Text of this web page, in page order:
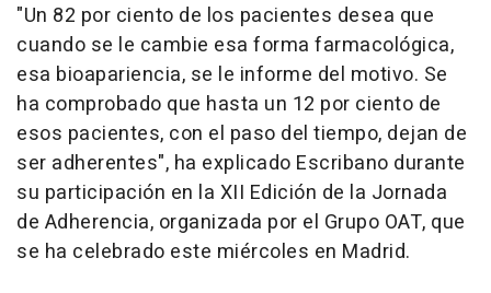
"Un 82 por ciento de los pacientes desea que
cuando se le cambie esa forma farmacológica,
esa bioapariencia, se le informe del motivo. Se
ha comprobado que hasta un 12 por ciento de
esos pacientes, con el paso del tiempo, dejan de
ser adherentes", ha explicado Escribano durante
su participación en la XII Edición de la Jornada
de Adherencia, organizada por el Grupo OAT, que
se ha celebrado este miércoles en Madrid.